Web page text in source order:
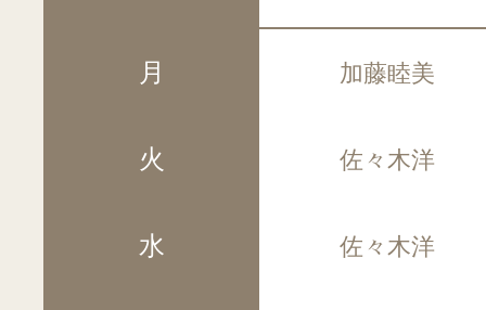
月 加藤睦美
火 佐々木洋
水 佐々木洋